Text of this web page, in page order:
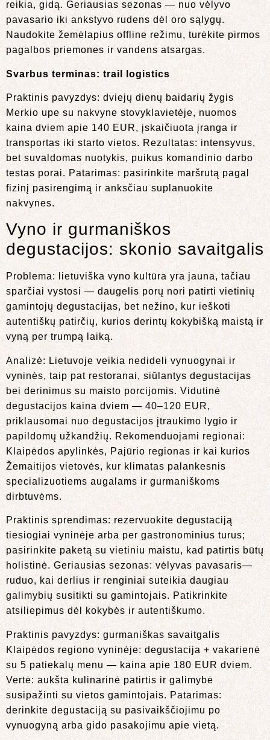
reikia, gidą. Geriausias sezonas — nuo vėlyvo
pavasario iki ankstyvo rudens dėl oro sąlygų.
Naudokite žemėlapius offline režimu, turėkite pirmos
pagalbos priemones ir vandens atsargas.
Svarbus terminas: trail logistics
Praktinis pavyzdys: dviejų dienų baidarių žygis
Merkio upe su nakvyne stovyklavietėje, nuomos
kaina dviem apie 140 EUR, įskaičiuota įranga ir
transportas iki starto vietos. Rezultatas: intensyvus,
bet suvaldomas nuotykis, puikus komandinio darbo
testas porai. Patarimas: pasirinkite maršrutą pagal
fizinį pasirengimą ir anksčiau suplanuokite
nakvynes.
Vyno ir gurmaniškos
degustacijos: skonio savaitgalis
Problema: lietuviška vyno kultūra yra jauna, tačiau
sparčiai vystosi — daugelis porų nori patirti vietinių
gamintojų degustacijas, bet nežino, kur ieškoti
autentiškų patirčių, kurios derintų kokybišką maistą ir
vyną per trumpą laiką.
Analizė: Lietuvoje veikia nedideli vynuogynai ir
vyninės, taip pat restoranai, siūlantys degustacijas
bei derinimus su maisto porcijomis. Vidutinė
degustacijos kaina dviem — 40–120 EUR,
priklausomai nuo degustacijos įtraukimo lygio ir
papildomų užkandžių. Rekomenduojami regionai:
Klaipėdos apylinkės, Pajūrio regionas ir kai kurios
Žemaitijos vietovės, kur klimatas palankesnis
specializuotiems augalams ir gurmaniškoms
dirbtuvėms.
Praktinis sprendimas: rezervuokite degustaciją
tiesiogiai vyninėje arba per gastronominius turus;
pasirinkite paketą su vietiniu maistu, kad patirtis būtų
holistinė. Geriausias sezonas: vėlyvas pavasaris—
ruduo, kai derlius ir renginiai suteikia daugiau
galimybių susitikti su gamintojais. Patikrinkite
atsiliepimus dėl kokybės ir autentiškumo.
Praktinis pavyzdys: gurmaniškas savaitgalis
Klaipėdos regiono vyninėje: degustacija + vakarienė
su 5 patiekalų menu — kaina apie 180 EUR dviem.
Vertė: aukšta kulinarinė patirtis ir galimybė
susipažinti su vietos gamintojais. Patarimas:
derinkite degustaciją su pasivaikščiojimu po
vynuogyną arba gido pasakojimu apie vietą.